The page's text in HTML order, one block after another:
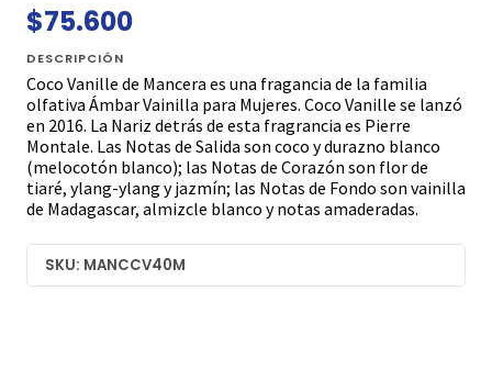
$75.600
DESCRIPCIÓN
Coco Vanille de Mancera es una fragancia de la familia
olfativa Ámbar Vainilla para Mujeres. Coco Vanille se lanzó
en 2016. La Nariz detrás de esta fragrancia es Pierre
Montale. Las Notas de Salida son coco y durazno blanco
(melocotón blanco); las Notas de Corazón son flor de
tiaré, ylang-ylang y jazmín; las Notas de Fondo son vainilla
de Madagascar, almizcle blanco y notas amaderadas.
SKU: MANCCV40M